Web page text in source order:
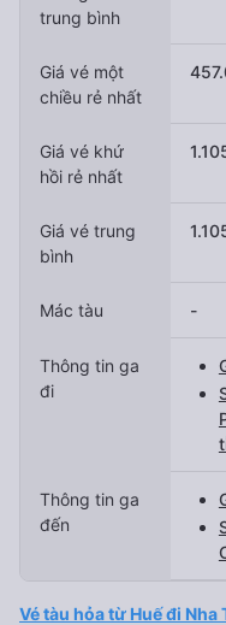
trung bình
Giá vé một
chiều rẻ nhất
Giá vé khứ
hồi rẻ nhất
Giá vé trung
bình
Mác tàu -
Thông tin ga
đi
Thông tin ga
đến
Vé tàu hỏa từ Huế đi Nha